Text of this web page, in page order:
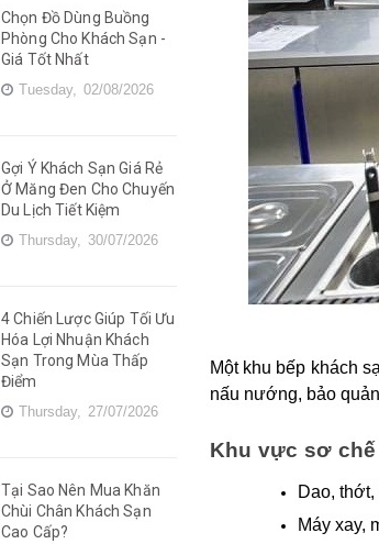
Một khu bếp khách
nấu nướng, bảo
Khu vực sơ chế
Dao,
Máy xay,
Chọn Đồ Dùng Buồng
Phòng Cho Khách Sạn -
Giá Tốt Nhất
Tuesday, 02/08/2026
Gợi Ý Khách Sạn Giá Rẻ
Ở Măng Đen Cho Chuyến
Du Lịch Tiết Kiệm
Thursday, 30/07/2026
4 Chiến Lược Giúp Tối Ưu
Hóa Lợi Nhuận Khách
Sạn Trong Mùa Thấp
Điểm
Thursday, 27/07/2026
Tại Sao Nên Mua Khăn
Chùi Chân Khách Sạn
Cao Cấp?